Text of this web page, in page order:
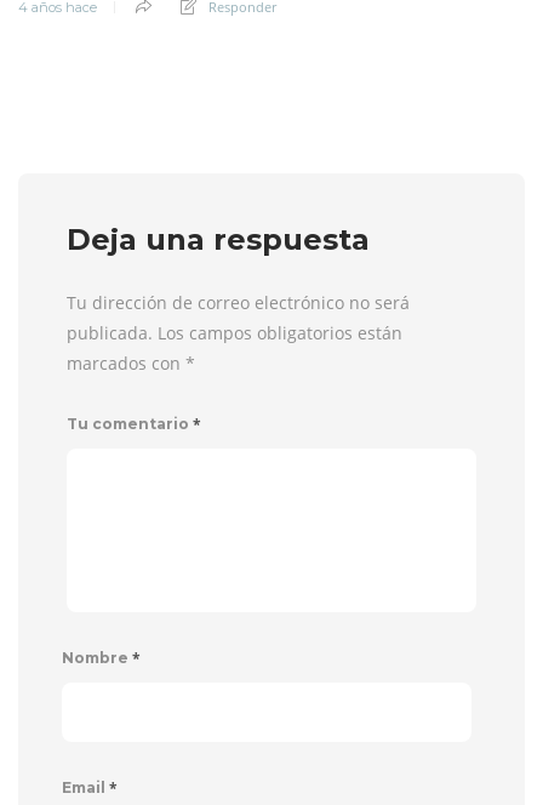
4 años hace Responder
Deja una respuesta
Tu dirección de correo electrónico no será
publicada. Los campos obligatorios están
marcados con *
Tu comentario *
Nombre *
Email *